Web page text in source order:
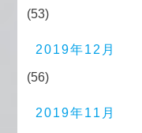
(53)
2019年12月
(56)
2019年11月